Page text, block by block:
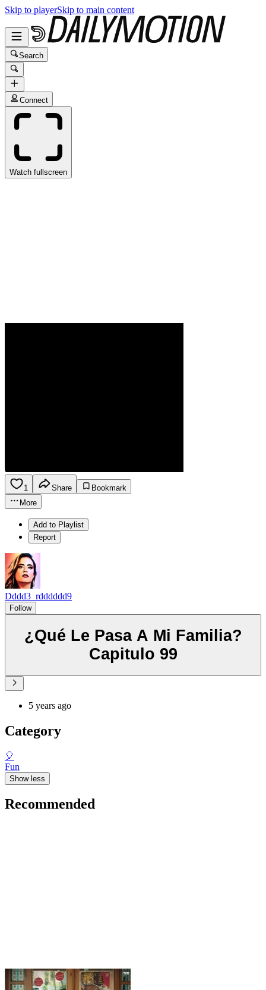
Skip to playerSkip to main content
Search
Connect
Watch fullscreen
1 Share
Bookmark
More
Add to Playlist
Report
Dddd3_rdddddd9
Follow
¿Qué Le Pasa A Mi Familia?
Capitulo 99
5 years ago
Category
🎈
Fun
Show less
Recommended